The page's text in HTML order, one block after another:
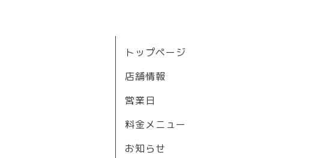
トップページ
店舗情報
営業日
料金メニュー
お知らせ